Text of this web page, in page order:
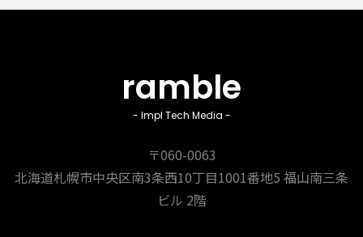
ramble
- Impl Tech Media -
〒060-0063
北海道札幌市中央区南3条西10丁目1001番地5 福山南三条
ビル 2階